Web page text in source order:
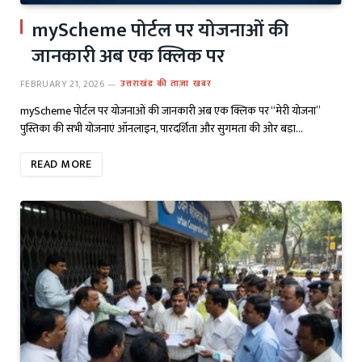
myScheme पोर्टल पर योजनाओं की
जानकारी अब एक क्लिक पर
FEBRUARY 21, 2026 उत्तराखंड की ताज़ा खबर
myScheme पोर्टल पर योजनाओं की जानकारी अब एक क्लिक पर “मेरी योजना”
पुस्तिका की सभी योजनाएं ऑनलाइन, पारदर्शिता और सुगमता की ओर बड़ा…
READ MORE